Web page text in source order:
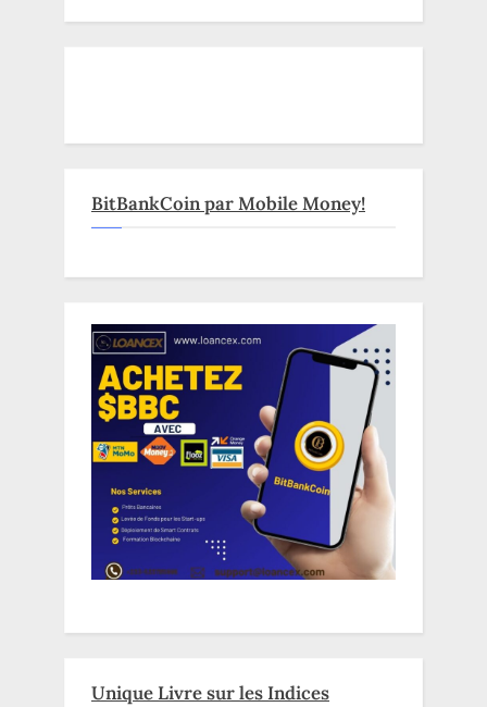
BitBankCoin par Mobile Money!
Unique Livre sur les Indices